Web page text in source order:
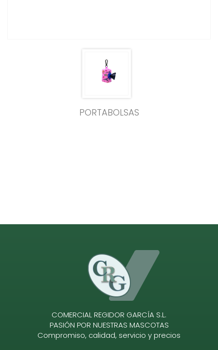
PORTABOLSAS
COMERCIAL REGIDOR GARCÍA S.L.
PASIÓN POR NUESTRAS MASCOTAS
Compromiso, calidad, servicio y precios